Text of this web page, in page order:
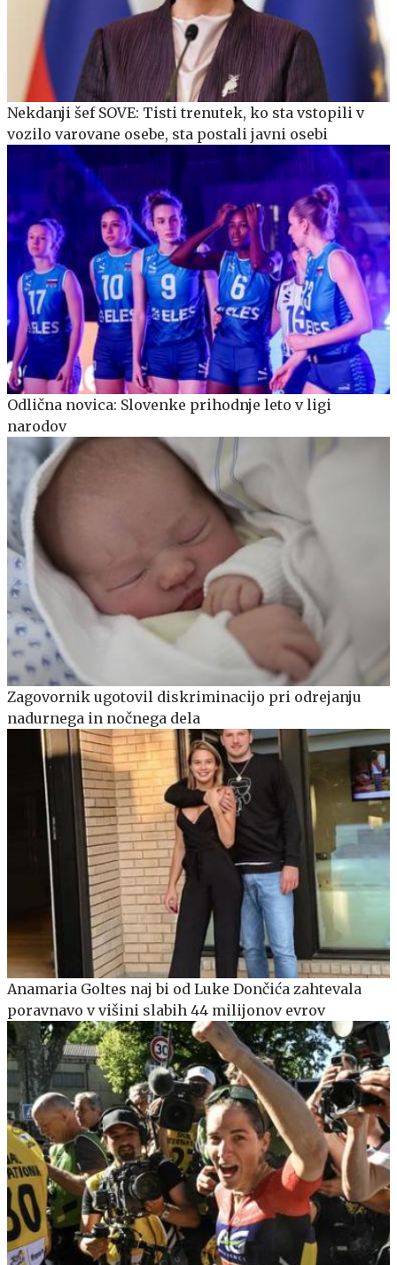
Nekdanji šef SOVE: Tisti trenutek, ko sta vstopili v
vozilo varovane osebe, sta postali javni osebi
Odlična novica: Slovenke prihodnje leto v ligi
narodov
Zagovornik ugotovil diskriminacijo pri odrejanju
nadurnega in nočnega dela
Anamaria Goltes naj bi od Luke Dončića zahtevala
poravnavo v višini slabih 44 milijonov evrov